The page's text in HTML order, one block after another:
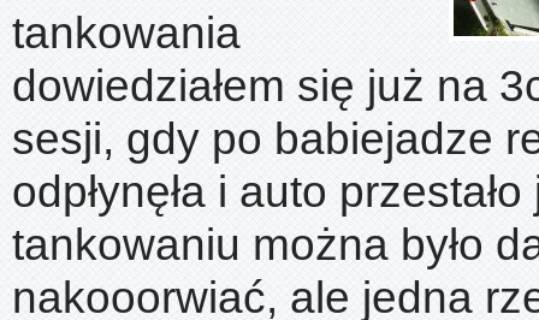
tankowania
dowiedziałem się już na
sesji, gdy po babiejadze
odpłynęła i auto
tankowaniu można było
nakooorwiać, ale jedna